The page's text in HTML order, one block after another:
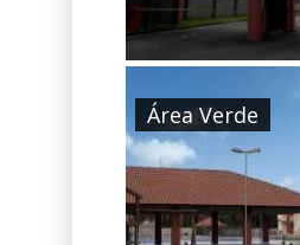
Área Verde